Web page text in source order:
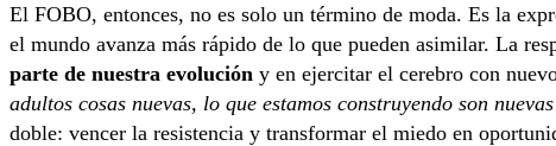
El FOBO, entonces, no es solo un término de moda. Es la
el mundo avanza más rápido de lo que pueden asimilar. La
parte de nuestra evolución y en ejercitar el cerebro con
adultos cosas nuevas, lo que estamos construyendo son
doble: vencer la resistencia y transformar el miedo en